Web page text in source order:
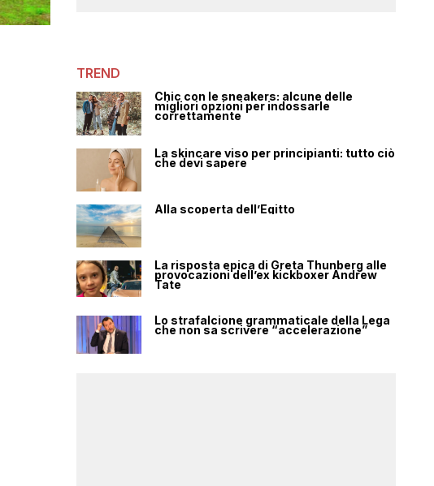
TREND
Chic con le sneakers: alcune delle
migliori opzioni per indossarle
correttamente
La skincare viso per principianti: tutto ciò
che devi sapere
Alla scoperta dell’Egitto
La risposta epica di Greta Thunberg alle
provocazioni dell’ex kickboxer Andrew
Tate
Lo strafalcione grammaticale della Lega
che non sa scrivere “accelerazione”